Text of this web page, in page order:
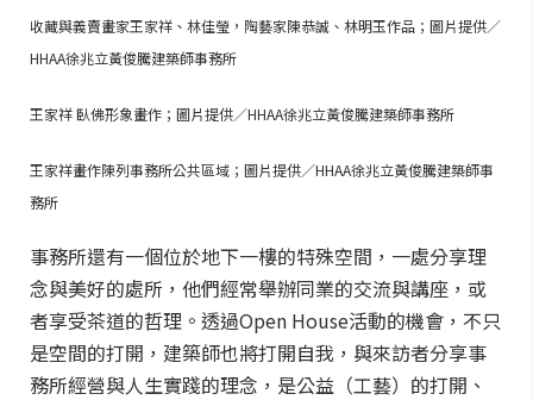
收藏與義賣畫家王家祥、林佳瑩，陶藝家陳恭誠、林明玉作品；圖片提供／
HHAA徐兆立黃俊騰建築師事務所
王家祥 臥佛形象畫作；圖片提供／HHAA徐兆立黃俊騰建築師事務所
王家祥畫作陳列事務所公共區域；圖片提供／HHAA徐兆立黃俊騰建築師事
務所
事務所還有一個位於地下一樓的特殊空間，一處分享理
念與美好的處所，他們經常舉辦同業的交流與講座，或
者享受茶道的哲理。透過Open House活動的機會，不只
是空間的打開，建築師也將打開自我，與來訪者分享事
務所經營與人生實踐的理念，是公益（工藝）的打開、